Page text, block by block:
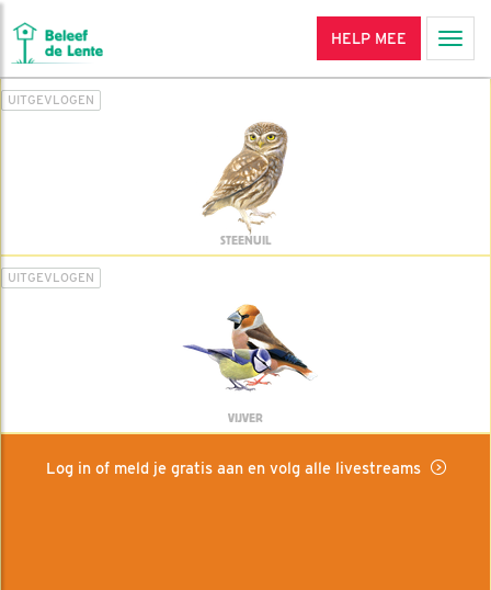
HELP MEE
UITGEVLOGEN
STEENUIL
UITGEVLOGEN
VIJVER
Log in of meld je gratis aan en volg alle livestreams